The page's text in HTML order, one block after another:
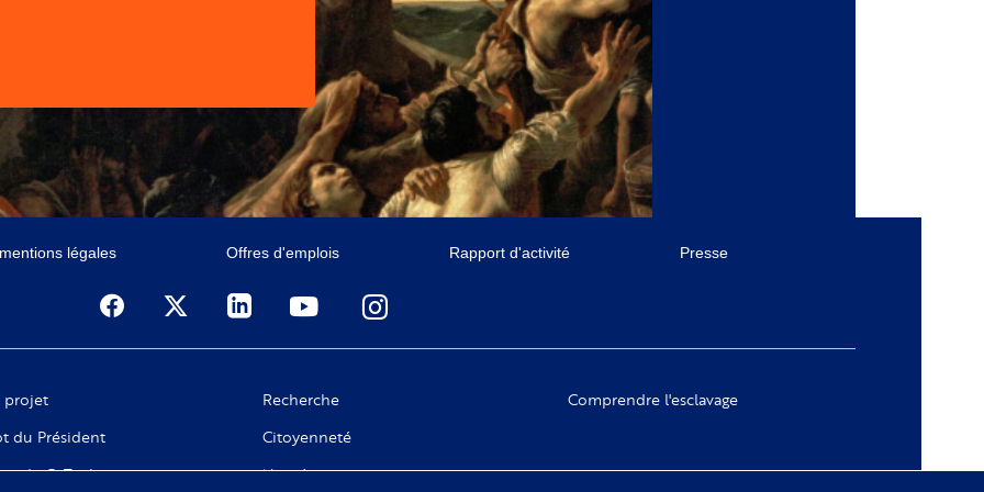
légales Offres d'emplois Rapport d'activité Presse
projet
du Président
de C. Taubira
Recherche
Citoyenneté
Numérique
Comprendre l'esclavage